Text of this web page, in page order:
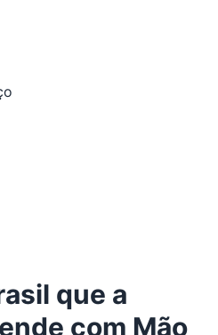
que a
com Mão